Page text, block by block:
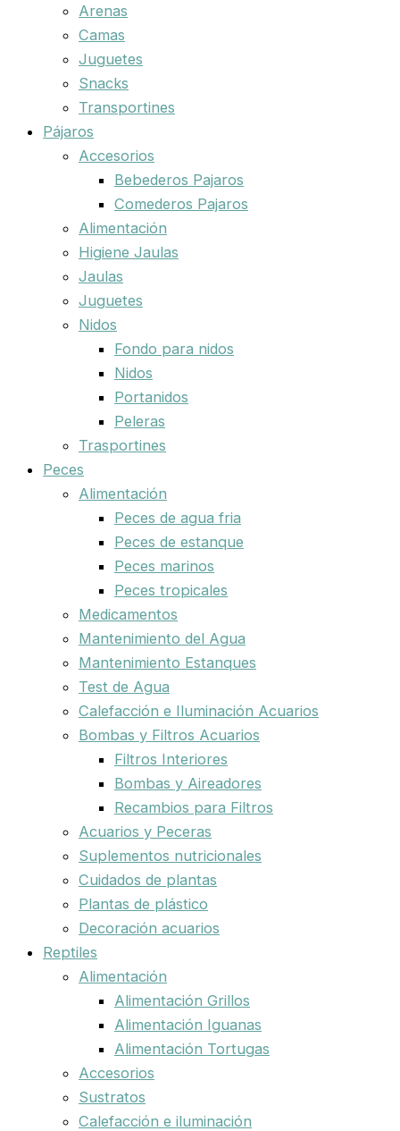
Arenas
Camas
Juguetes
Snacks
Transportines
Pájaros
Accesorios
Bebederos Pajaros
Comederos Pajaros
Alimentación
Higiene Jaulas
Jaulas
Juguetes
Nidos
Fondo para nidos
Nidos
Portanidos
Peleras
Trasportines
Peces
Alimentación
Peces de agua fria
Peces de estanque
Peces marinos
Peces tropicales
Medicamentos
Mantenimiento del Agua
Mantenimiento Estanques
Test de Agua
Calefacción e Iluminación Acuarios
Bombas y Filtros Acuarios
Filtros Interiores
Bombas y Aireadores
Recambios para Filtros
Acuarios y Peceras
Suplementos nutricionales
Cuidados de plantas
Plantas de plástico
Decoración acuarios
Reptiles
Alimentación
Alimentación Grillos
Alimentación Iguanas
Alimentación Tortugas
Accesorios
Sustratos
Calefacción e iluminación